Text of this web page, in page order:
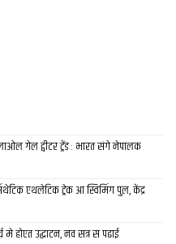
मिथिला समाचार मिथिला समाद
गेल ट्वीटर ट्रेंड : भारत संगे नेपालक
एथलेटिक ट्रेक आ स्विमिंग पुल, केंद्र
होएत उद्घाटन, नव सत्र स पढाई